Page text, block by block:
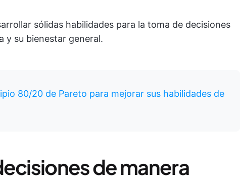
sólidas habilidades para la toma de decisiones
y su bienestar general.
80/20 de Pareto para mejorar sus habilidades de
de manera